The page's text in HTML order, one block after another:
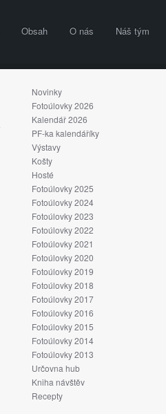
Obsah O nás Náš tým
Novinky
Fotoúlovky 2026
Kalendář 2026
PF-ka kalendáříky
Výstavy
Košty
Hosté
Fotoúlovky 2025
Fotoúlovky 2024
Fotoúlovky 2023
Fotoúlovky 2022
Fotoúlovky 2021
Fotoúlovky 2020
Fotoúlovky 2019
Fotoúlovky 2018
Fotoúlovky 2017
Fotoúlovky 2016
Fotoúlovky 2015
Fotoúlovky 2014
Fotoúlovky 2013
Určovna hub
Kniha návštěv
Recepty